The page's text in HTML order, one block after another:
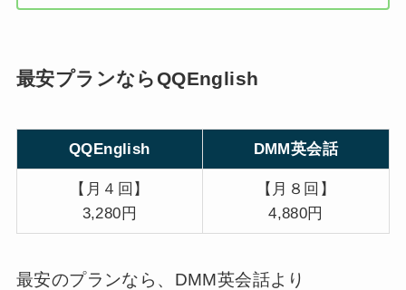
最安プランならQQEnglish
QQEnglish DMM英会話
【月４回】
3,280円
【月８回】
4,880円
最安のプランなら、DMM英会話より